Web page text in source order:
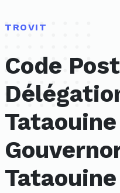
TROVIT
Code
Tataouine